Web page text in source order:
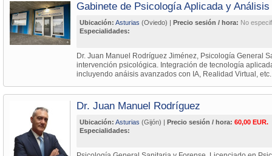
Gabinete de Psicología Aplicada y
Ubicación: Asturias (Oviedo) | Precio sesión / hora: No
Especialidades:
Dr. Juan Manuel Rodríguez Jiménez, Psicología General
intervención psicológica. Integración de tecnología
incluyendo anáisis avanzados con IA, Realidad Virtual, etc.
Dr. Juan Manuel Rodríguez
Ubicación: Asturias (Gijón) | Precio sesión / hora: 60,00 EUR.
Especialidades: